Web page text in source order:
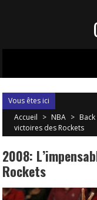
Vous êtes ici
Accueil > NBA >
victoires des Rockets
2008:
Rockets